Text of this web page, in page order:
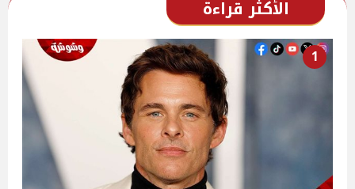
الأكثر قراءة
1